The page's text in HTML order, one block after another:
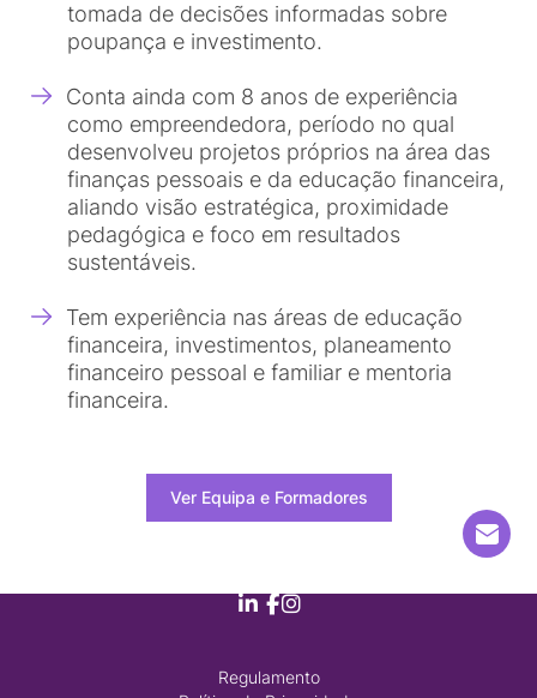
tomada de decisões informadas sobre
poupança e investimento.
Conta ainda com 8 anos de experiência
como empreendedora, período no qual
desenvolveu projetos próprios na área das
finanças pessoais e da educação financeira,
aliando visão estratégica, proximidade
pedagógica e foco em resultados
sustentáveis.
Tem experiência nas áreas de educação
financeira, investimentos, planeamento
financeiro pessoal e familiar e mentoria
financeira.
Ver Equipa e Formadores
Regulamento